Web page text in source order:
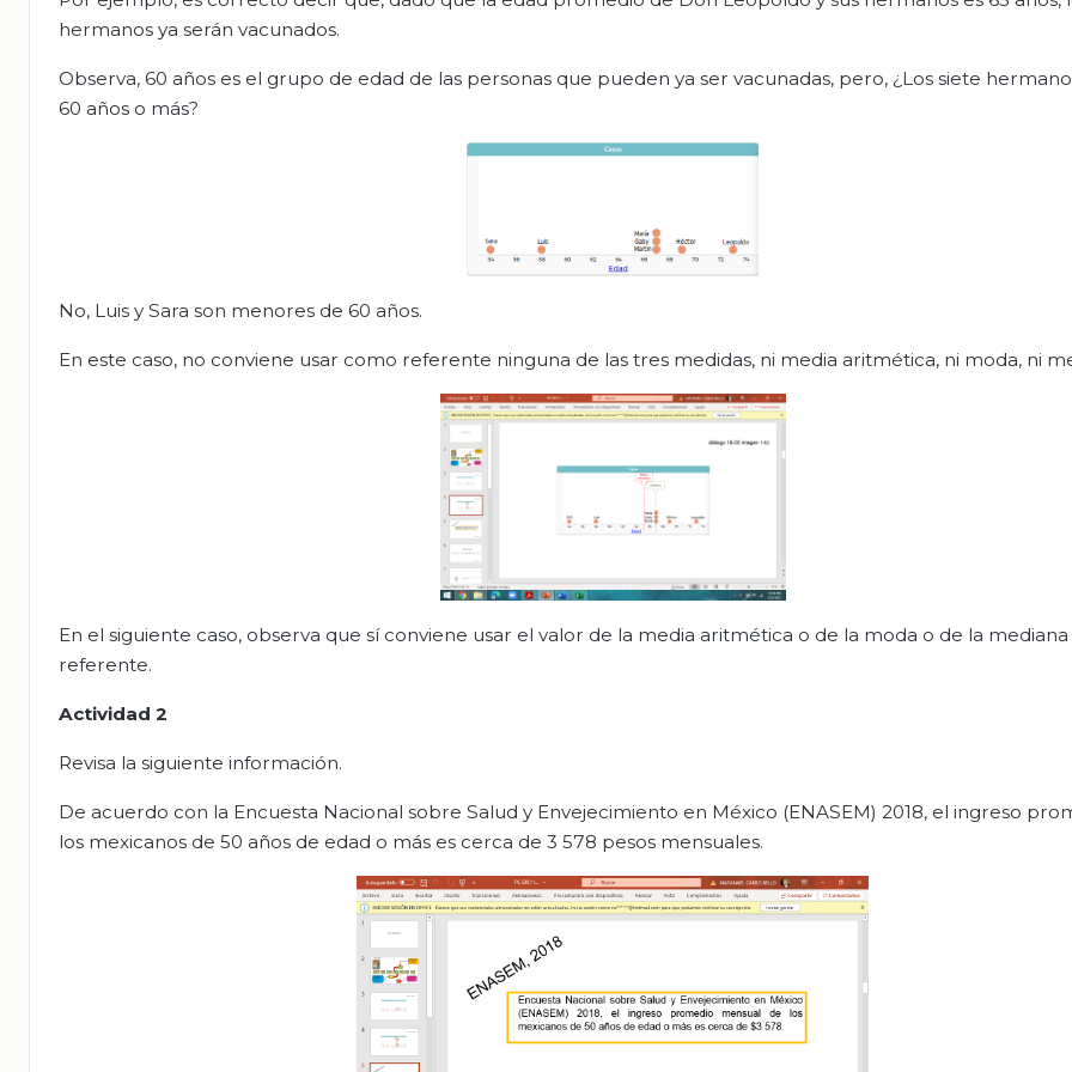
hermanos ya serán vacunados.
Observa, 60 años es el grupo de edad de las personas que pueden ya ser vacunadas, pero, ¿Los siete
60 años o más?
No, Luis y Sara son menores de 60 años.
En este caso, no conviene usar como referente ninguna de las tres medidas, ni media aritmética, ni moda, ni
En el siguiente caso, observa que sí conviene usar el valor de la media aritmética o de la moda o de la
referente.
Actividad 2
Revisa la siguiente información.
De acuerdo con la Encuesta Nacional sobre Salud y Envejecimiento en México (ENASEM) 2018, el ingreso
los mexicanos de 50 años de edad o más es cerca de 3 578 pesos mensuales.